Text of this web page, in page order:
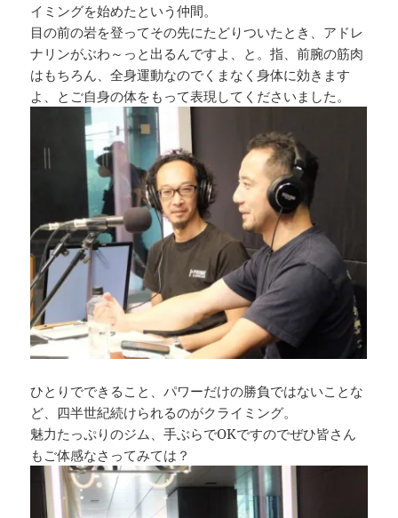
イミングを始めたという仲間。
目の前の岩を登ってその先にたどりついたとき、アドレ
ナリンがぶわ～っと出るんですよ、と。指、前腕の筋肉
はもちろん、全身運動なのでくまなく身体に効きます
よ、とご自身の体をもって表現してくださいました。
ひとりでできること、パワーだけの勝負ではないことな
ど、四半世紀続けられるのがクライミング。
魅力たっぷりのジム、手ぶらでOKですのでぜひ皆さん
もご体感なさってみては？